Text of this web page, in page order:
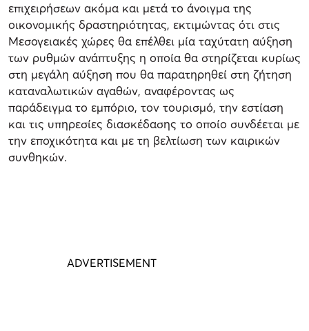
επιχειρήσεων ακόμα και μετά το άνοιγμα της
οικονομικής δραστηριότητας, εκτιμώντας ότι στις
Μεσογειακές χώρες θα επέλθει μία ταχύτατη αύξηση
των ρυθμών ανάπτυξης η οποία θα στηρίζεται κυρίως
στη μεγάλη αύξηση που θα παρατηρηθεί στη ζήτηση
καταναλωτικών αγαθών, αναφέροντας ως
παράδειγμα το εμπόριο, τον τουρισμό, την εστίαση
και τις υπηρεσίες διασκέδασης το οποίο συνδέεται με
την εποχικότητα και με τη βελτίωση των καιρικών
συνθηκών.